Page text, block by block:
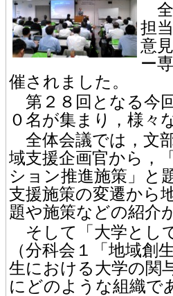
全
担
意
ー
催されました。
第２８回となる今
０名が集まり，様々
全体会議では，文
域支援企画官から，
ション推進施策」と
支援施策の変遷から
題や施策などの紹介
そして「大学とし
（分科会１「地域創
生における大学の関
にどのような組織で